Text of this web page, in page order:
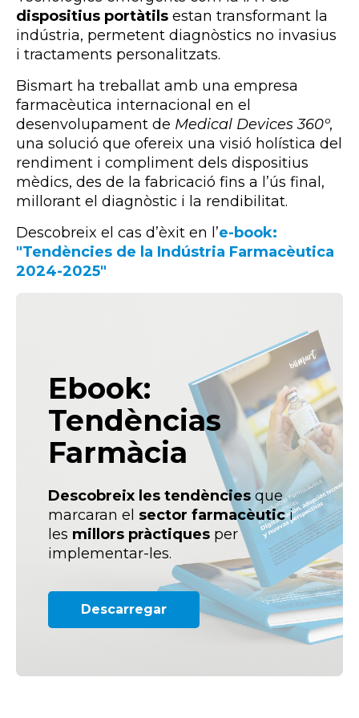
dispositius portàtils estan transformant la
indústria, permetent diagnòstics no invasius
i tractaments personalitzats.
Bismart ha treballat amb una empresa
farmacèutica internacional en el
desenvolupament de Medical Devices 360º,
una solució que ofereix una visió holística del
rendiment i compliment dels dispositius
mèdics, des de la fabricació fins a l’ús final,
millorant el diagnòstic i la rendibilitat.
Descobreix el cas d’èxit en l’e-book:
"Tendències de la Indústria Farmacèutica
2024-2025"
Ebook:
Tendèncias
Farmàcia
Descobreix les tendències que
marcaran el sector farmacèutici
les millors pràctiques per
implementar-les.
Descarregar